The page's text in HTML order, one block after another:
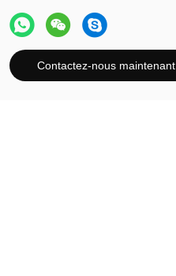
Contactez-nous maintenant